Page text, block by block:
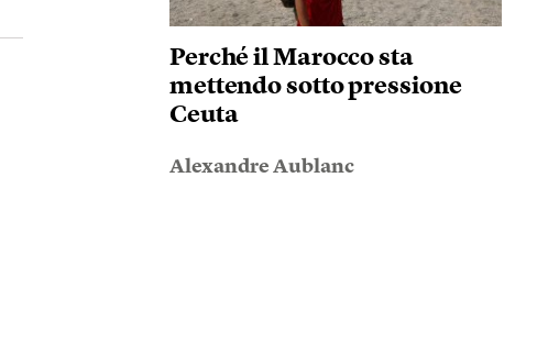
Perché il Marocco sta
mettendo sotto pressione
Ceuta
Alexandre Aublanc